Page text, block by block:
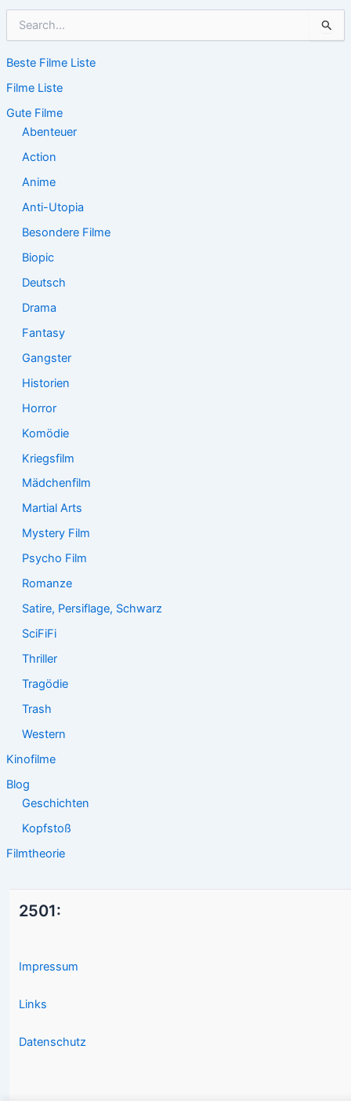
h
n
n
Beste Filme Liste
Filme Liste
Gute Filme
Abenteuer
Action
Anime
Anti-Utopia
Besondere Filme
Biopic
Deutsch
Drama
Fantasy
Gangster
Historien
Horror
Komödie
Kriegsfilm
Mädchenfilm
Martial Arts
Mystery Film
Psycho Film
Romanze
Satire, Persiflage, Schwarz
SciFiFi
Thriller
Tragödie
Trash
Western
Kinofilme
Blog
Geschichten
Kopfstoß
Filmtheorie
2501:
Impressum
Links
Datenschutz